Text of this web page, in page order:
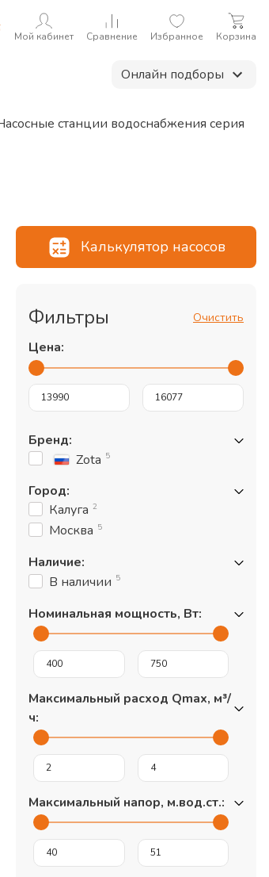
Мой кабинет Сравнение Избранное Корзина
Онлайн подборы
станции водоснабжения серия
Калькулятор насосов
Фильтры Очистить
Цена:
Бренд:
Zota 5
Город:
Калуга 2
Москва 5
Наличие:
В наличии 5
Номинальная мощность, Вт:
Максимальный расход Qmax, м³/
ч:
Максимальный напор, м.вод.ст.: